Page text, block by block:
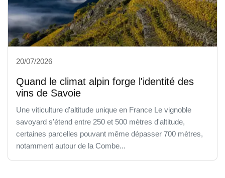
20/07/2026
Quand le climat alpin forge l'identité des
vins de Savoie
Une viticulture d'altitude unique en France Le vignoble
savoyard s'étend entre 250 et 500 mètres d'altitude,
certaines parcelles pouvant même dépasser 700 mètres,
notamment autour de la Combe...